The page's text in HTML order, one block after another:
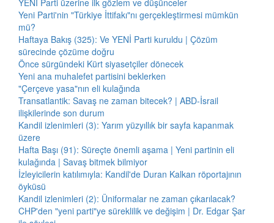
YENİ Parti üzerine ilk gözlem ve düşünceler
Yeni Parti'nin "Türkiye İttifakı"nı gerçekleştirmesi mümkün
mü?
Haftaya Bakış (325): Ve YENİ Parti kuruldu | Çözüm
sürecinde çözüme doğru
Önce sürgündeki Kürt siyasetçiler dönecek
Yeni ana muhalefet partisini beklerken
"Çerçeve yasa"nın eli kulağında
Transatlantik: Savaş ne zaman bitecek? | ABD-İsrail
ilişkilerinde son durum
Kandil izlenimleri (3): Yarım yüzyıllık bir sayfa kapanmak
üzere
Hafta Başı (91): Süreçte önemli aşama | Yeni partinin eli
kulağında | Savaş bitmek bilmiyor
İzleyicilerin katılımıyla: Kandil'de Duran Kalkan röportajının
öyküsü
Kandil izlenimleri (2): Üniformalar ne zaman çıkarılacak?
CHP'den "yeni parti"ye süreklilik ve değişim | Dr. Edgar Şar